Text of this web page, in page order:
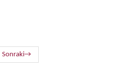
Sonraki→